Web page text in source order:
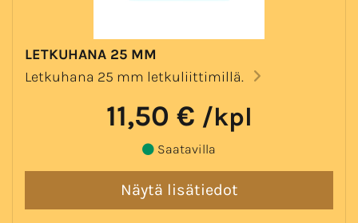
LETKUHANA 25 MM
Letkuhana 25 mm letkuliittimillä.
11,50 € /kpl
Saatavilla